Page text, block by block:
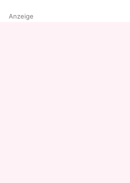
Anzeige